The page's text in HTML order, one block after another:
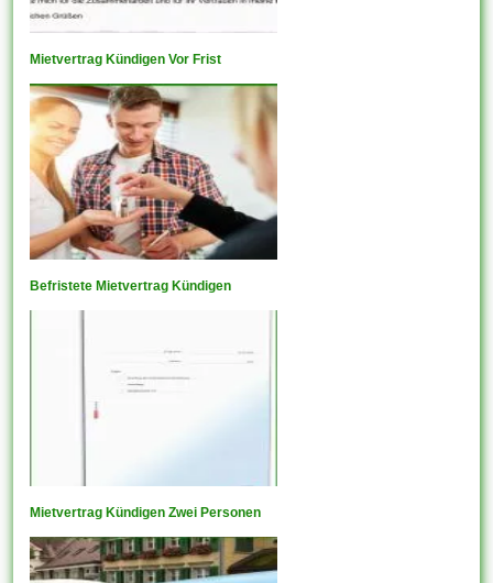
Mietvertrag Kündigen Vor Frist
Befristete Mietvertrag Kündigen
Mietvertrag Kündigen Zwei Personen